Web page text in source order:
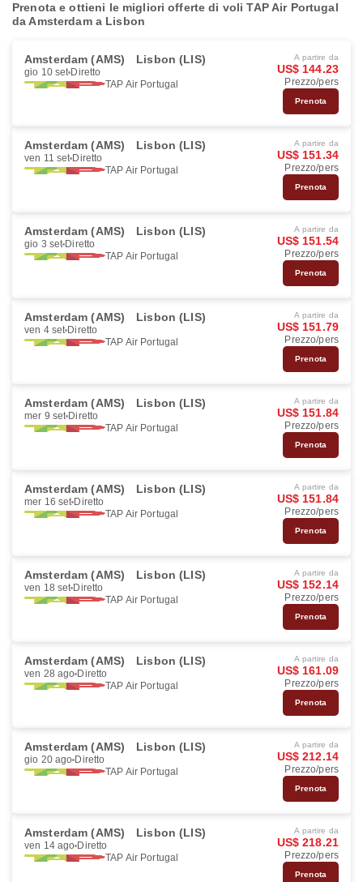
Prenota e ottieni le migliori offerte di voli TAP Air Portugal
da Amsterdam a Lisbon
Amsterdam (AMS) Lisbon (LIS)
gio 10 set Diretto
TAP Air Portugal
A partire da
US$ 144.23
Prezzo/pers
Prenota
Amsterdam (AMS) Lisbon (LIS)
ven 11 set Diretto
TAP Air Portugal
A partire da
US$ 151.34
Prezzo/pers
Prenota
Amsterdam (AMS) Lisbon (LIS)
gio 3 set Diretto
TAP Air Portugal
A partire da
US$ 151.54
Prezzo/pers
Prenota
Amsterdam (AMS) Lisbon (LIS)
ven 4 set Diretto
TAP Air Portugal
A partire da
US$ 151.79
Prezzo/pers
Prenota
Amsterdam (AMS) Lisbon (LIS)
mer 9 set Diretto
TAP Air Portugal
A partire da
US$ 151.84
Prezzo/pers
Prenota
Amsterdam (AMS) Lisbon (LIS)
mer 16 set Diretto
TAP Air Portugal
A partire da
US$ 151.84
Prezzo/pers
Prenota
Amsterdam (AMS) Lisbon (LIS)
ven 18 set Diretto
TAP Air Portugal
A partire da
US$ 152.14
Prezzo/pers
Prenota
Amsterdam (AMS) Lisbon (LIS)
ven 28 ago Diretto
TAP Air Portugal
A partire da
US$ 161.09
Prezzo/pers
Prenota
Amsterdam (AMS) Lisbon (LIS)
gio 20 ago Diretto
TAP Air Portugal
A partire da
US$ 212.14
Prezzo/pers
Prenota
Amsterdam (AMS) Lisbon (LIS)
ven 14 ago Diretto
TAP Air Portugal
A partire da
US$ 218.21
Prezzo/pers
Prenota